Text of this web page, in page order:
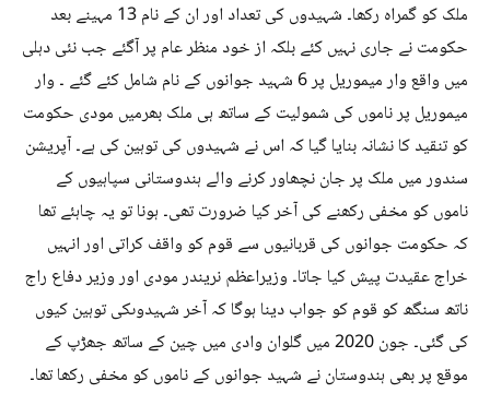
ملک کو گمراہ رکھا۔ شہیدوں کی تعداد اور ان کے نام 13 مہینے بعد
حکومت نے جاری نہیں کئے بلکہ از خود منظر عام پر آگئے جب نئی دہلی
میں واقع وار میموریل پر 6 شہید جوانوں کے نام شامل کئے گئے ۔ وار
میموریل پر ناموں کی شمولیت کے ساتھ ہی ملک بھرمیں مودی حکومت
کو تنقید کا نشانہ بنایا گیا کہ اس نے شہیدوں کی توہین کی ہے۔ آپریشن
سندور میں ملک پر جان نچھاور کرنے والے ہندوستانی سپاہیوں کے
ناموں کو مخفی رکھنے کی آخر کیا ضرورت تھی۔ ہونا تو یہ چاہئے تھا
کہ حکومت جوانوں کی قربانیوں سے قوم کو واقف کراتی اور انہیں
خراج عقیدت پیش کیا جاتا۔ وزیراعظم نریندر مودی اور وزیر دفاع راج
ناتھ سنگھ کو قوم کو جواب دینا ہوگا کہ آخر شہیدوںکی توہین کیوں
کی گئی۔ جون 2020 میں گلوان وادی میں چین کے ساتھ جھڑپ کے
موقع پر بھی ہندوستان نے شہید جوانوں کے ناموں کو مخفی رکھا تھا۔